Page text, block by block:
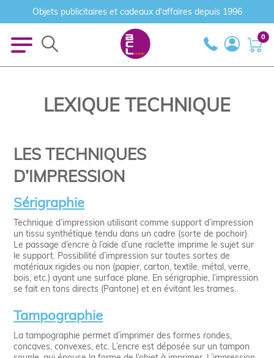
Objets publicitaires et cadeaux d'affaires depuis 1996
0
LEXIQUE TECHNIQUE
LES TECHNIQUES
D’IMPRESSION
Sérigraphie
Technique d’impression utilisant comme support d’impression
un tissu synthétique tendu dans un cadre (sorte de pochoir).
Le passage d’encre à l’aide d’une raclette imprime le sujet sur
le support. Possibilité d’impression sur toutes sortes de
matériaux rigides ou non (papier, carton, textile, métal, verre,
bois, etc.) ayant une surface plane. En sérigraphie, l’impression
se fait en tons directs (Pantone) et en évitant les trames.
Tampographie
La tampographie permet d’imprimer des formes rondes,
concaves, convexes, etc. L’encre est déposée sur un tampon